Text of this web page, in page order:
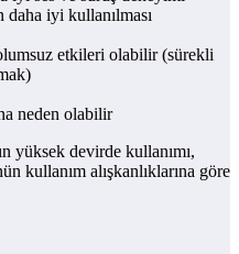
iyi kullanılması
etkileri olabilir (sürekli
neden olabilir
yüksek devirde kullanımı,
kullanım alışkanlıklarına göre